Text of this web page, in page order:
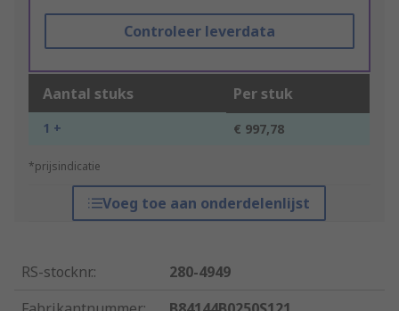
Controleer leverdata
Aantal stuks Per stuk
1 + € 997,78
*prijsindicatie
Voeg toe aan onderdelenlijst
RS-stocknr.:
280-4949